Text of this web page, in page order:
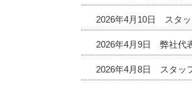
2026年4月10日 スタッ
2026年4月9日 弊社代
2026年4月8日 スタッ